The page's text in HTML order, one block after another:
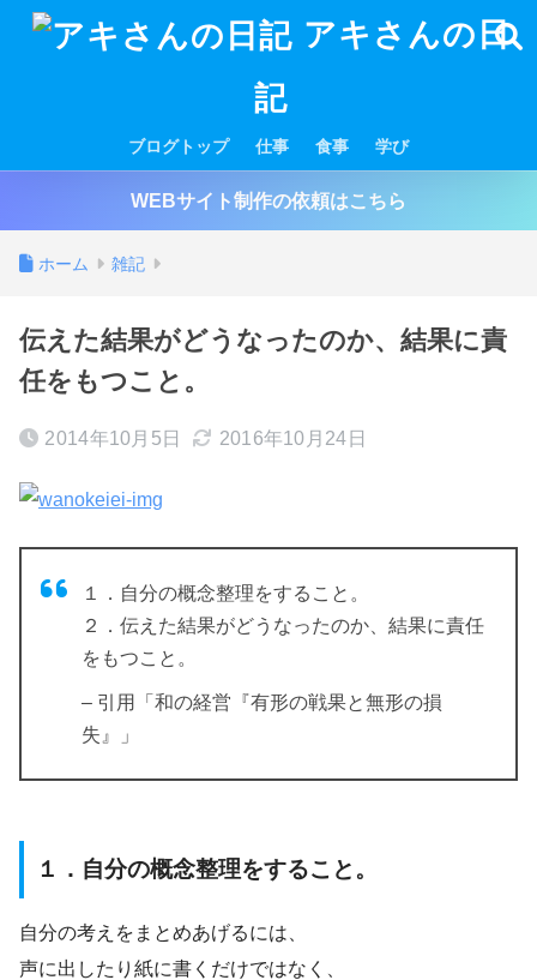
アキさんの日
記
ブログトップ 仕事 食事 学び
WEBサイト制作の依頼はこちら
ホーム 雑記
伝えた結果がどうなったのか、結果に責
任をもつこと。
2014年10月5日 2016年10月24日
１．自分の概念整理をすること。
２．伝えた結果がどうなったのか、結果に責任
をもつこと。
– 引用「和の経営『有形の戦果と無形の損
失』」
１．自分の概念整理をすること。
自分の考えをまとめあげるには、
声に出したり紙に書くだけではなく、